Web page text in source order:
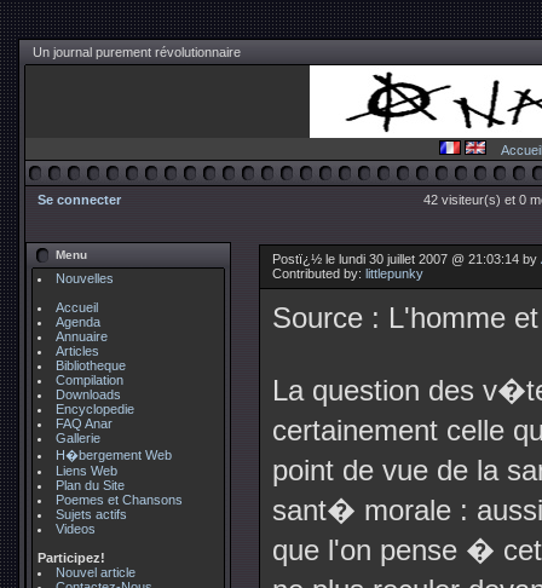
Un journal purement révolutionnaire
Accueil
Se connecter 42 visiteur(s) et 0
Menu
Nouvelles
Accueil
Agenda
Annuaire
Articles
Bibliotheque
Compilation
Downloads
Encyclopedie
FAQ Anar
Gallerie
H�bergement Web
Liens Web
Plan du Site
Poemes et Chansons
Sujets actifs
Videos
Participez!
Nouvel article
Postï¿½ le lundi 30 juillet 2007 @ 21:03:14 by
Contributed by: littlepunky
Source : L'homme
La question des
certainement celle
point de vue de la
sant� morale :
que l'on pense �